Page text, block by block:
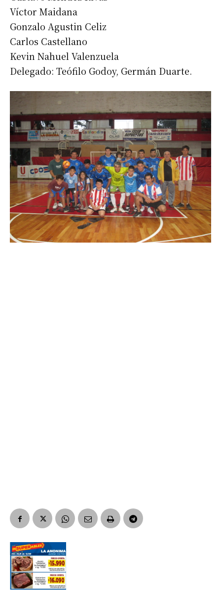
Suscribirme gratis
Dirección de correo electrónico
Apellidos
Número de teléfono
Víctor Maidana
Gonzalo Agustin Celiz
Carlos Castellano
Kevin Nahuel Valenzuela
Delegado: Teófilo Godoy, Germán Duarte.